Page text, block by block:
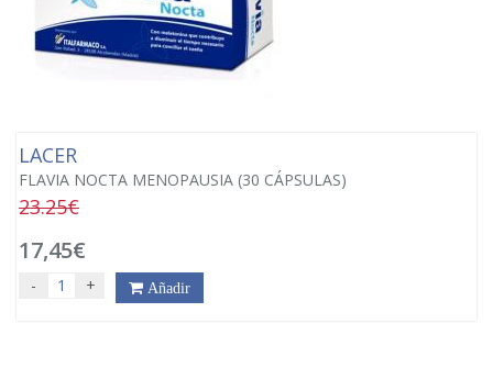
LACER
FLAVIA NOCTA MENOPAUSIA (30 CÁPSULAS)
23.25€
17,45€
- + Añadir